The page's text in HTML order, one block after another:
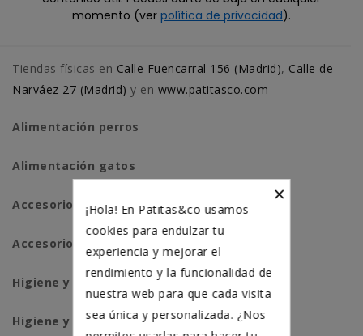
momento (ver política de privacidad).
Tiendas físicas en Calle Fuencarral 156 (Madrid), Calle de
Narváez 27 (Madrid) y en www.patitasco.com
Alimentación perros
Alimentación gatos
Accesorios perros
Accesorios para gatos
Higiene y salud perros
Higiene y salud gatos
×
¡Hola! En Patitas&co usamos
cookies para endulzar tu
experiencia y mejorar el
rendimiento y la funcionalidad de
nuestra web para que cada visita
sea única y personalizada. ¿Nos